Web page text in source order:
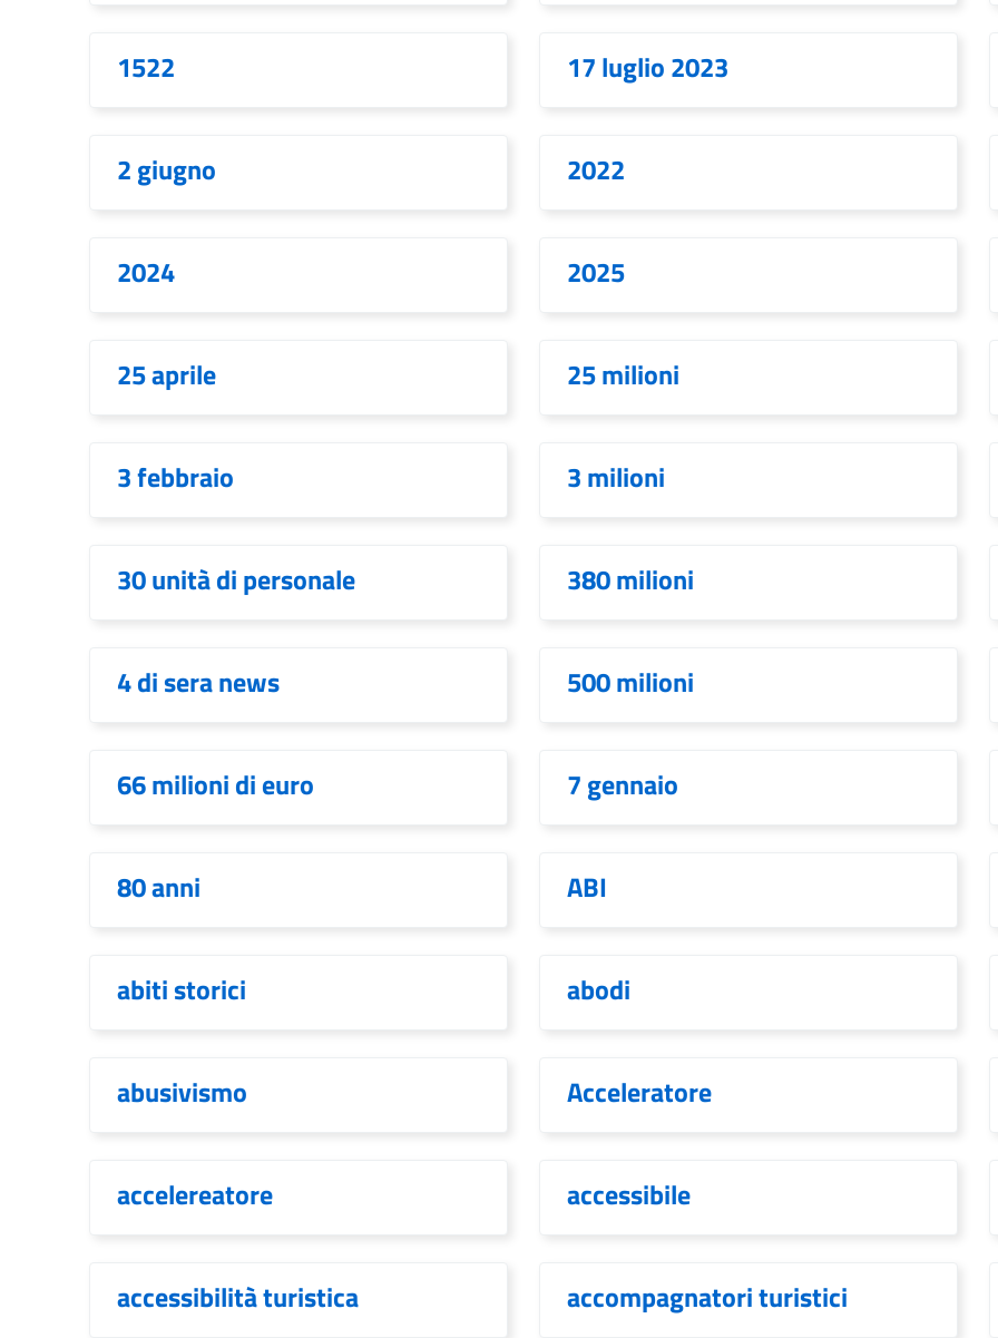
1522 17 luglio 2023
2 giugno 2022
2024 2025
25 aprile 25 milioni
3 febbraio 3 milioni
30 unità di personale 380 milioni
4 di sera news 500 milioni
66 milioni di euro 7 gennaio
80 anni ABI
abiti storici abodi
abusivismo Acceleratore
accelereatore accessibile
accessibilità turistica accompagnatori turistici